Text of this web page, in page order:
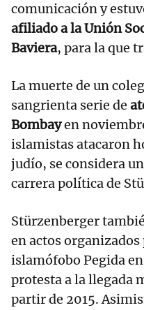
comunicación y
afiliado a la Unión
Baviera, para la que
La muerte de un
sangrienta serie de
Bombayen
islamistas atacaron
judío, se considera
carrera política de
Stürzenberger
en actos
islamófobo Pegida
protesta a la llegada
partir de 2015.